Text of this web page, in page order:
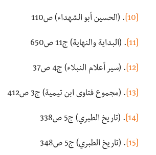
[10] . (الحسين أبو الشهداء) ص110
[11] . (البداية والنهاية) ج11 ص650
[12] . (سير أعلام النبلاء) ج4 ص37
[13] . (مجموع فتاوى ابن تيمية) ج3 ص412
[14] . (تاريخ الطبري) ج5 ص338
[15] . (تاريخ الطبري) ج5 ص348